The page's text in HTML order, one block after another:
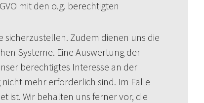
mit den o.g. berechtigten
sicherzustellen. Zudem dienen uns die
Systeme. Eine Auswertung der
berechtigtes Interesse an der
mehr erforderlich sind. Im Falle
ist. Wir behalten uns ferner vor, die